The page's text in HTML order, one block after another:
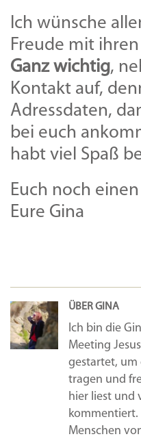
Ich wünsche
Freude mit
Ganz wichtig,
Kontakt auf,
Adressdaten,
bei euch
habt viel Spaß
Euch noch
Eure Gina
ÜBER GINA
Ich bin die
Meeting
gestartet, um
tragen und
hier liest und
kommentiert.
Menschen